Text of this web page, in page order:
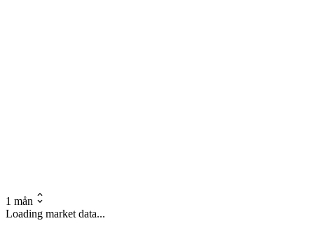
1 mån
Loading market data...